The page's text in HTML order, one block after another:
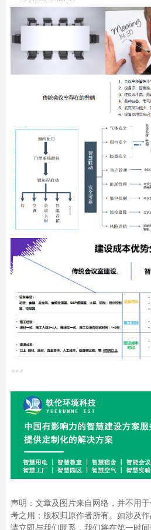
声明：文章及图片来自网络，并不用
考之用；版权归原作者所有。如涉及
请立即与我们联系，我们将在第一时间